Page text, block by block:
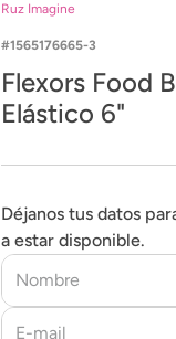
Ruz Imagine
1565176665-3
Flexors Food
Elástico 6"
Déjanos tus datos
a estar disponible.